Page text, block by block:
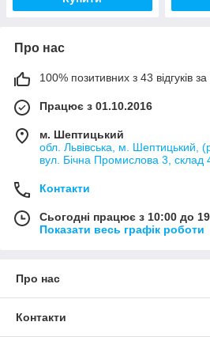
Про нас
100% позитивних з 43 відгуків за
Працює з 01.10.2016
м. Шептицький
обл. Львівська, м. Шептицький,
вул. Бічна Промислова 3, склад
Контакти
Сьогодні працює з 10:00 до
Показати весь графік роботи
Про нас
Контакти